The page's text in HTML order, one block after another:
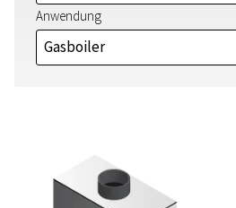
Anwendung
Gasboiler